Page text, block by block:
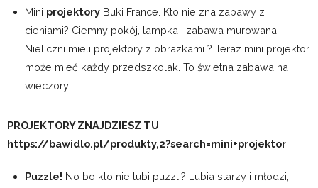
Mini projektory Buki France. Kto nie zna zabawy z
cieniami? Ciemny pokój, lampka i zabawa murowana.
Nieliczni mieli projektory z obrazkami ? Teraz mini projektor
może mieć każdy przedszkolak. To świetna zabawa na
wieczory.
PROJEKTORY ZNAJDZIESZ TU:
https://bawidlo.pl/produkty,2?search=mini+projektor
Puzzle! No bo kto nie lubi puzzli? Lubia starzy i młodzi,